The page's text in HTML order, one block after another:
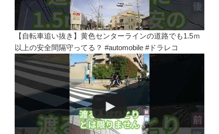
【自転車追い抜き】黄色センターラインの道路でも1.5ｍ
以上の安全間隔守ってる？ #automobile #ドラレコ